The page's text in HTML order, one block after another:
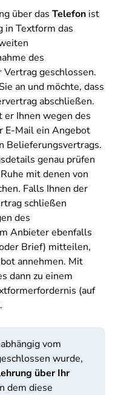
über das Telefon ist
in Textform das
des
geschlossen.
an und möchte, dass
abschließen.
er Ihnen wegen des
E-Mail ein Angebot
Belieferungsvertrags.
genau prüfen
mit denen von
Falls Ihnen der
schließen
des
Anbieter ebenfalls
Brief) mitteilen,
annehmen. Mit
dann zu einem
(auf
vom
wurde,
über Ihr
dem diese